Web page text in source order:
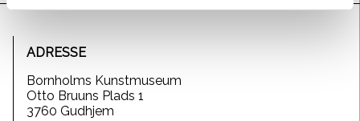
ADRESSE
Bornholms Kunstmuseum
Otto Bruuns Plads 1
3760 Gudhjem